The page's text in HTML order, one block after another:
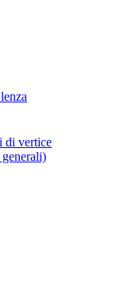
di vertice